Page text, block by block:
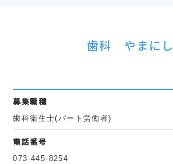
歯科 やまにし
募集職種
歯科衛生士(パート労働者)
電話番号
073-445-8254